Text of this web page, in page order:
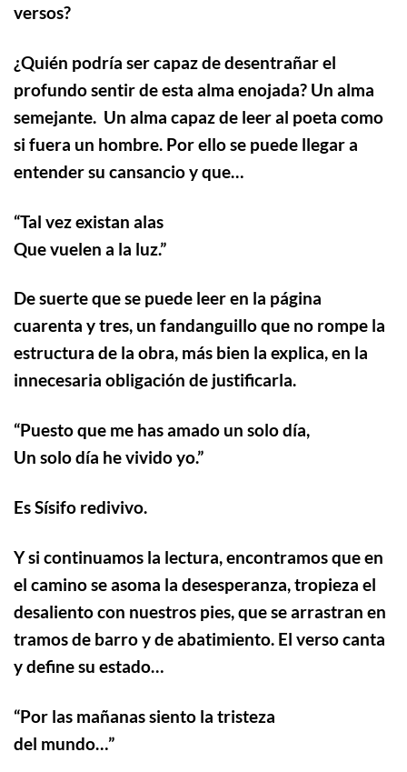
versos?
¿Quién podría ser capaz de desentrañar el
profundo sentir de esta alma enojada? Un alma
semejante. Un alma capaz de leer al poeta como
si fuera un hombre. Por ello se puede llegar a
entender su cansancio y que…
“Tal vez existan alas
Que vuelen a la luz.”
De suerte que se puede leer en la página
cuarenta y tres, un fandanguillo que no rompe la
estructura de la obra, más bien la explica, en la
innecesaria obligación de justificarla.
“Puesto que me has amado un solo día,
Un solo día he vivido yo.”
Es Sísifo redivivo.
Y si continuamos la lectura, encontramos que en
el camino se asoma la desesperanza, tropieza el
desaliento con nuestros pies, que se arrastran en
tramos de barro y de abatimiento. El verso canta
y define su estado…
“Por las mañanas siento la tristeza
del mundo…”